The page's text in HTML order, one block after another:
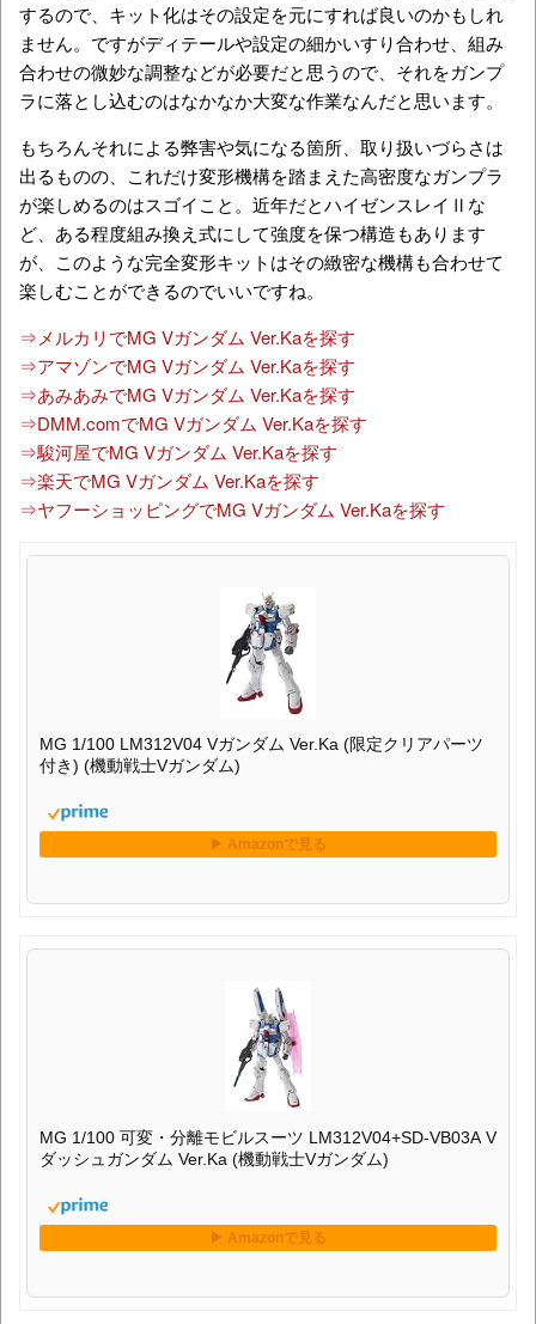
するので、キット化はその設定を元にすれば良いのかもしれ
ません。ですがディテールや設定の細かいすり合わせ、組み
合わせの微妙な調整などが必要だと思うので、それをガンプ
ラに落とし込むのはなかなか大変な作業なんだと思います。
もちろんそれによる弊害や気になる箇所、取り扱いづらさは
出るものの、これだけ変形機構を踏まえた高密度なガンプラ
が楽しめるのはスゴイこと。近年だとハイゼンスレイⅡな
ど、ある程度組み換え式にして強度を保つ構造もあります
が、このような完全変形キットはその緻密な機構も合わせて
楽しむことができるのでいいですね。
⇒メルカリでMG Vガンダム Ver.Kaを探す
⇒アマゾンでMG Vガンダム Ver.Kaを探す
⇒あみあみでMG Vガンダム Ver.Kaを探す
⇒DMM.comでMG Vガンダム Ver.Kaを探す
⇒駿河屋でMG Vガンダム Ver.Kaを探す
⇒楽天でMG Vガンダム Ver.Kaを探す
⇒ヤフーショッピングでMG Vガンダム Ver.Kaを探す
MG 1/100 LM312V04 Vガンダム Ver.Ka (限定クリアパーツ
付き) (機動戦士Vガンダム)
MG 1/100 可変・分離モビルスーツ LM312V04+SD-VB03A V
ダッシュガンダム Ver.Ka (機動戦士Vガンダム)